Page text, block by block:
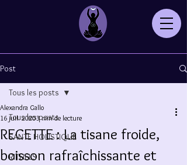
Post
Tous les posts
SANTE HOLISTIQUE
RITUELS
Tous les posts
RECETTE : La tisane froide,
boisson rafraîchissante et
Alexandra Gallo
16 juil. 20203 min de lecture